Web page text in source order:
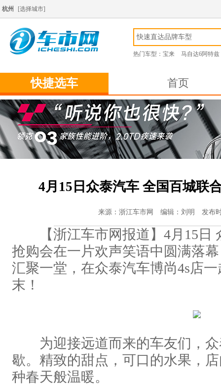
杭州 [选择城市]
热门车型： 宝来 马自达6阿特兹
快捷选车 首页
4月15日众泰汽车 全国百城联
来源：浙江车市网 编辑：刘明 发布时
【浙江车市网报道】4月15日
抢购会在一片欢声笑语中圆满落
汇聚一堂，在众泰汽车博尚4s店
末！
为迎接远道而来的车友们，众
歇。精致的甜点，可口的水果，
种春天般温暖。